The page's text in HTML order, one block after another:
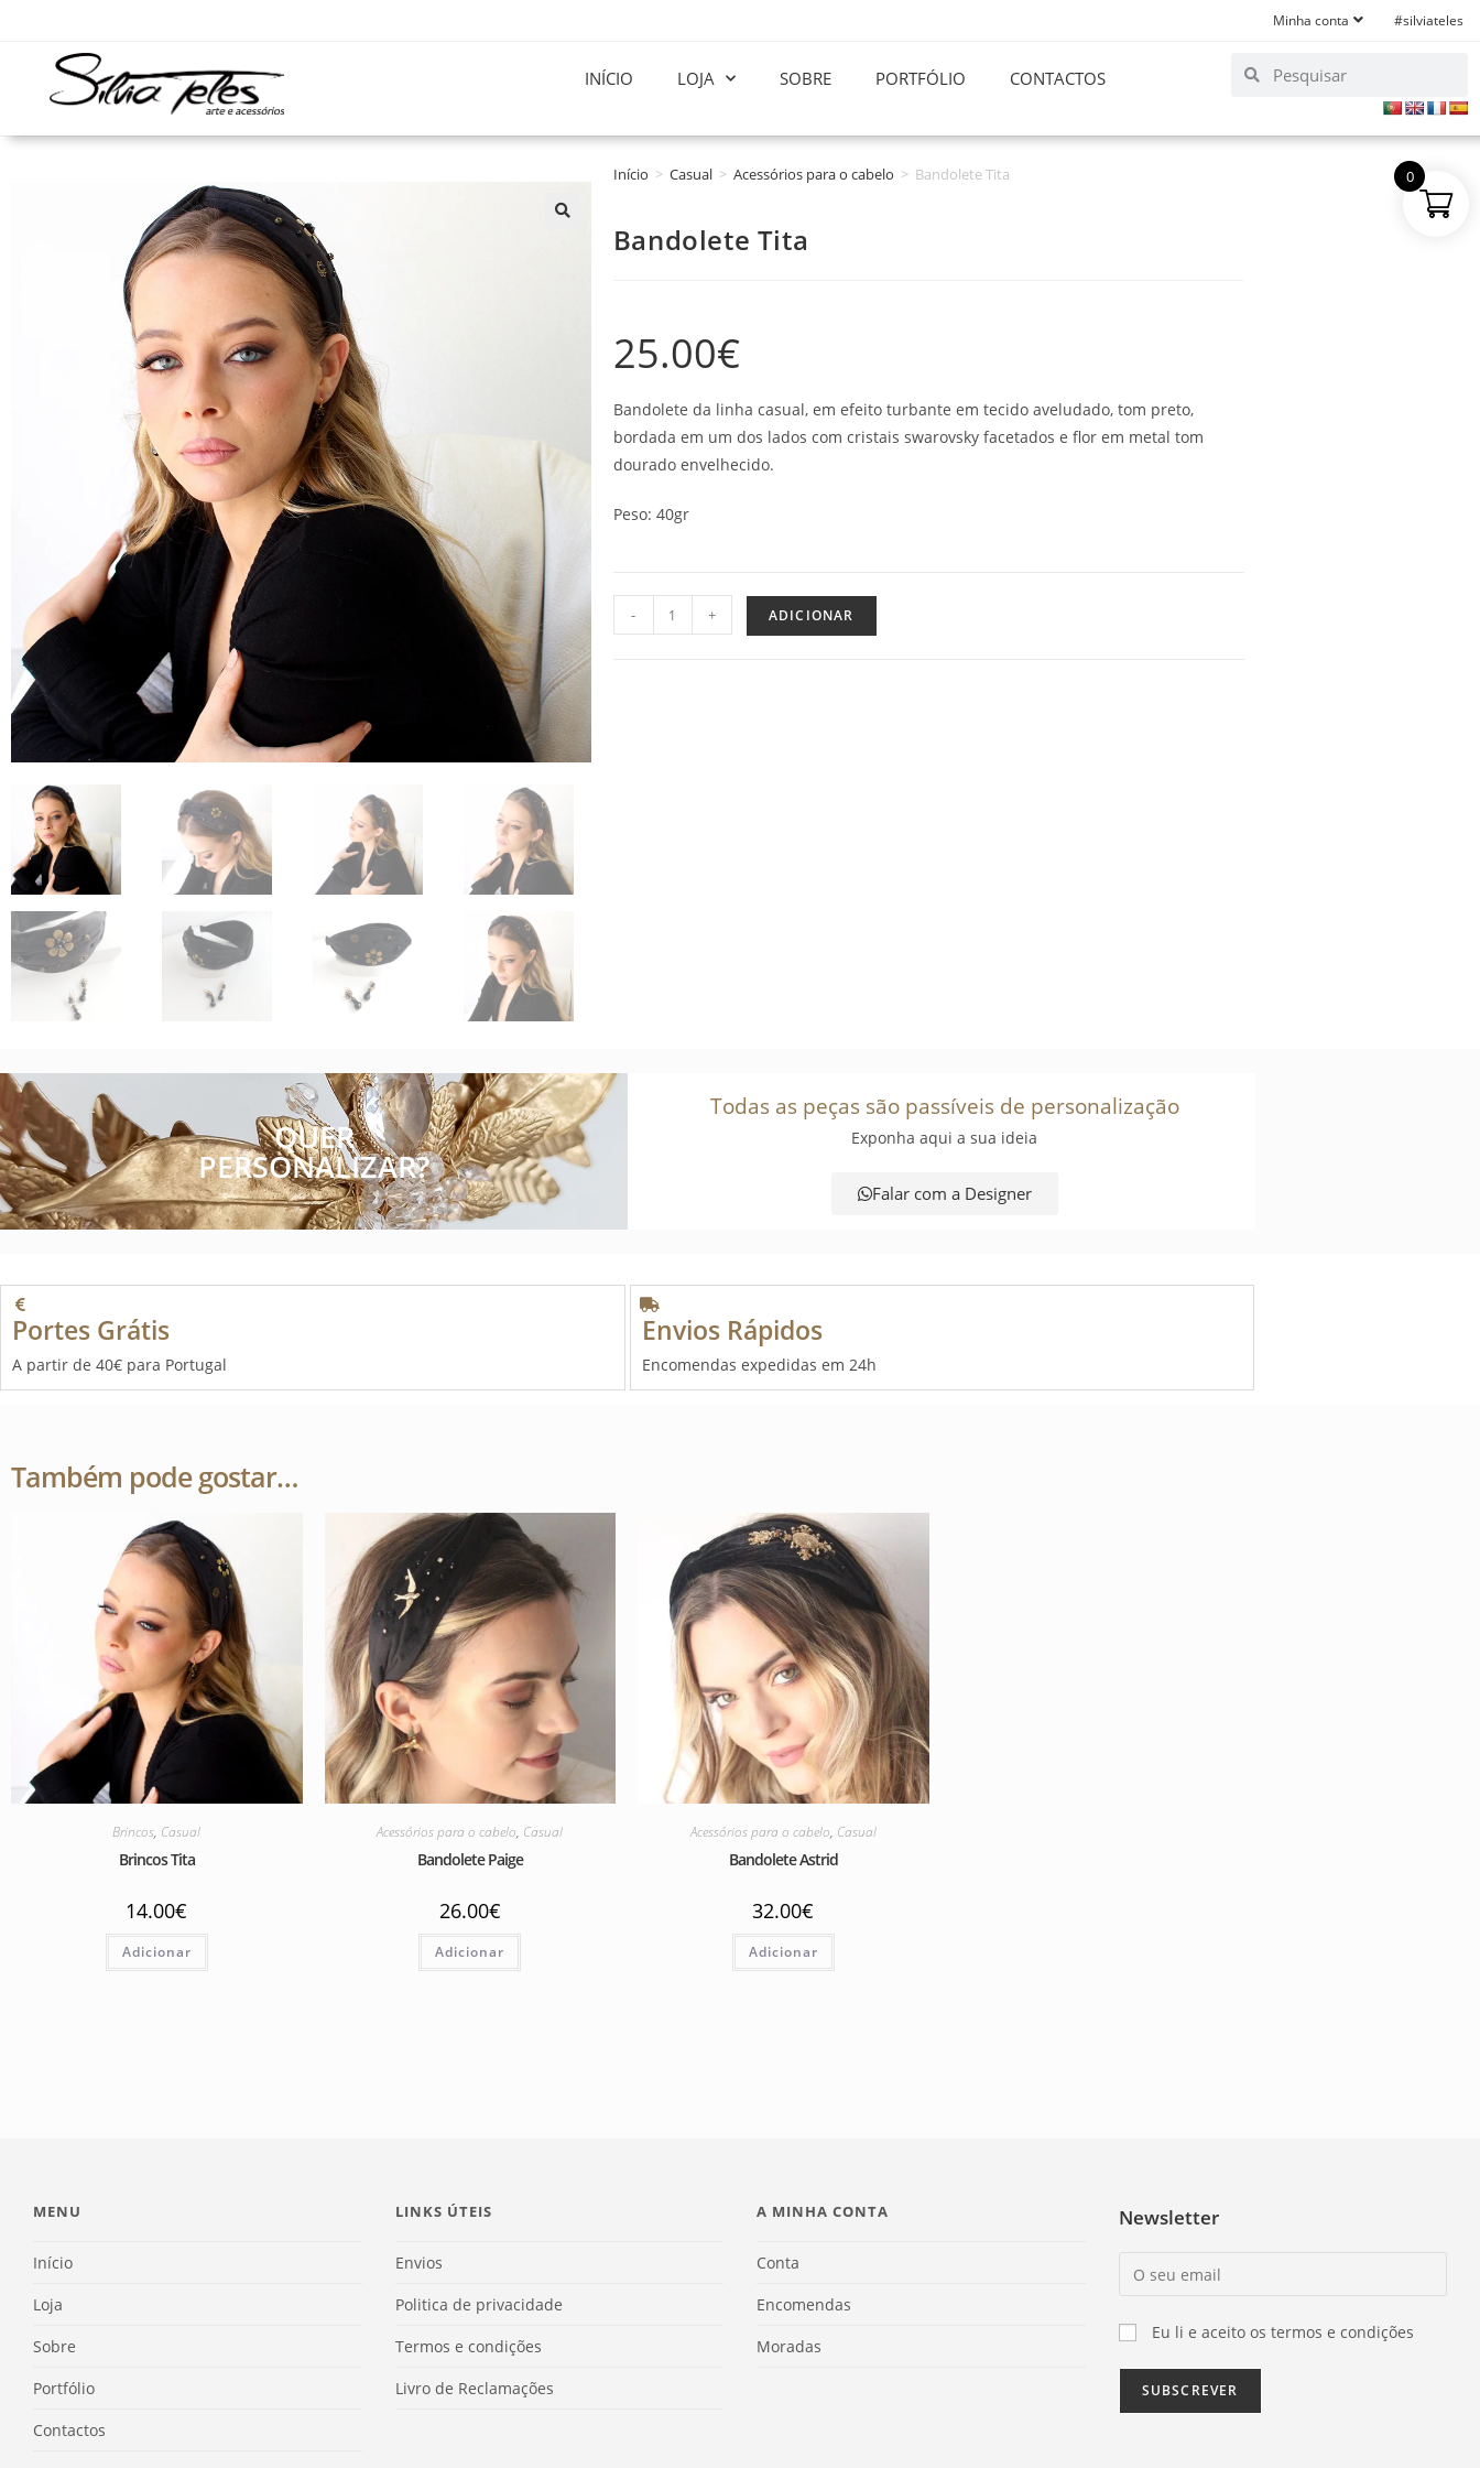
Minha conta #silviateles
INÍCIO LOJA SOBRE PORTFÓLIO CONTACTOS
Início > Casual > Acessórios para o cabelo > Bandolete Tita
Bandolete Tita
25.00€
Bandolete da linha casual, em efeito turbante em tecido aveludado, tom preto,
bordada em um dos lados com cristais swarovsky facetados e flor em metal tom
dourado envelhecido.
Peso: 40gr
- + ADICIONAR
QUER
PERSONALIZAR?
Todas as peças são passíveis de personalização
Exponha aqui a sua ideia
Falar com a Designer
Portes Grátis
A partir de 40€ para Portugal
Envios Rápidos
Encomendas expedidas em 24h
Também pode gostar…
Brincos, Casual
Brincos Tita
14.00€
Adicionar
Acessórios para o cabelo, Casual
Bandolete Paige
26.00€
Adicionar
Acessórios para o cabelo, Casual
Bandolete Astrid
32.00€
Adicionar
MENU
Início
Loja
Sobre
Portfólio
Contactos
LINKS ÚTEIS
Envios
Politica de privacidade
Termos e condições
Livro de Reclamações
A MINHA CONTA
Conta
Encomendas
Moradas
Newsletter
Eu li e aceito os termos e condições
0